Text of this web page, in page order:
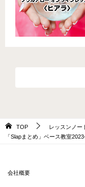
TOP レッスンノー
「Slapまとめ」ベース教室
会社概要